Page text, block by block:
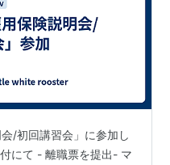
/初回講習会」に参加し
にて - 離職票を提出- マ